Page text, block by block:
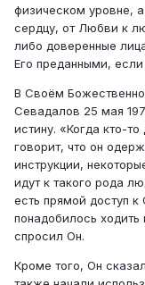
физическом уровне,
сердцу, от Любви к
либо доверенные
Его преданными,
В Своём
Севадалов 25 мая
истину. «Когда кто-
говорит, что он
инструкции,
идут к такого рода
есть прямой доступ
понадобилось
спросил Он.
Кроме того, Он